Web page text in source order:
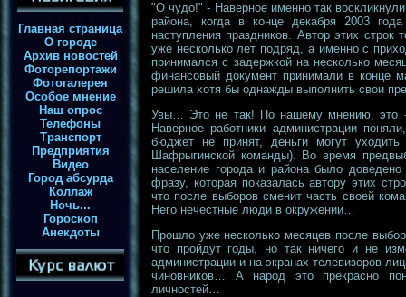
Главная страница
О городе
Архив новостей
Фоторепортажи
Фотогалерея
Особое мнение
Наш опрос
Телефоны
Транспорт
Предприятия
Видео
Город абсурда
Коллаж
Ночь...
Гороскоп
Анекдоты
"О чудо!" - Наверное именно так
района, когда в конце декабря 2003
наступления праздников. Автор этих
уже несколько лет подряд, а именно с
принимался с задержкой на несколько
финансовый документ принимали в конце
решила хотя бы однажды выполнить свои
Увы… Это не так! По нашему мнению, это -
Наверное работники администрации
бюджет не принят, деньги могут
Шафрыгинской команды). Во время
население города и района было
фразу, которая показалась автору этих
что после выборов сменит часть своей
Него нечестные люди в окружении…
Прошло уже несколько месяцев после
что пройдут годы, но так ничего и не
администрации и на экранах телевизоров
чиновников… А народ это прекрасно
личностей…